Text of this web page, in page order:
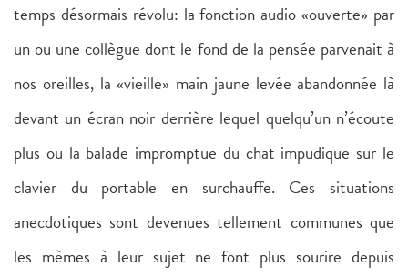
temps désormais révolu: la fonction audio «ouverte» par
un ou une collègue dont le fond de la pensée parvenait à
nos oreilles, la «vieille» main jaune levée abandonnée là
devant un écran noir derrière lequel quelqu’un n’écoute
plus ou la balade impromptue du chat impudique sur le
clavier du portable en surchauffe. Ces situations
anecdotiques sont devenues tellement communes que
les mèmes à leur sujet ne font plus sourire depuis